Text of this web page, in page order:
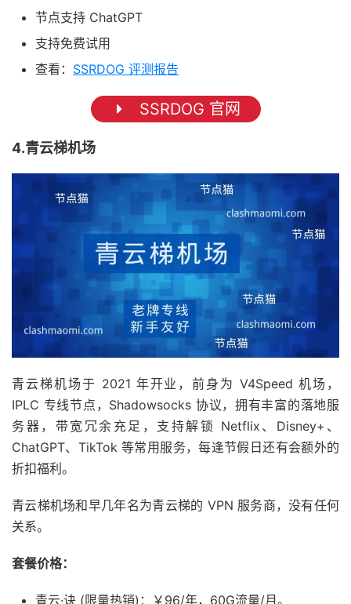
节点支持 ChatGPT
支持免费试用
查看： SSRDOG 评测报告
SSRDOG 官网
4.青云梯机场
青云梯机场于 2021 年开业，前身为 V4Speed 机场，
IPLC 专线节点，Shadowsocks 协议，拥有丰富的落地服
务器，带宽冗余充足，支持解锁 Netflix、Disney+、
ChatGPT、TikTok 等常用服务，每逢节假日还有会额外的
折扣福利。
青云梯机场和早几年名为青云梯的 VPN 服务商，没有任何
关系。
套餐价格：
青云·诀 (限量热销)：￥96/年，60G流量/月。